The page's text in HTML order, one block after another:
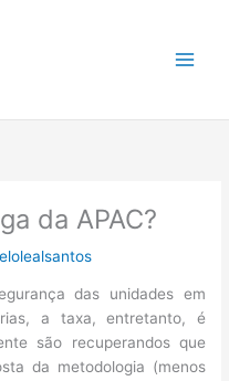
da APAC?
das unidades em
a taxa, entretanto, é
são recuperandos que
da metodologia (menos